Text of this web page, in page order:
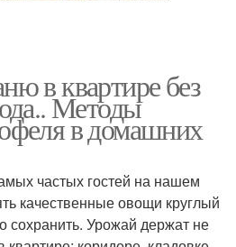
в квартире без
Методы
в домашних
частых гостей на нашем
качественные овощи круглый
сохранить. Урожай держат не